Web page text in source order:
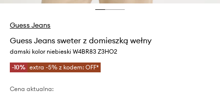
Guess Jeans
Guess Jeans sweter z domieszką wełny
damski kolor niebieski W4BR83 Z3HO2
-10% extra -5% z kodem: OFF*
Cena aktualna: